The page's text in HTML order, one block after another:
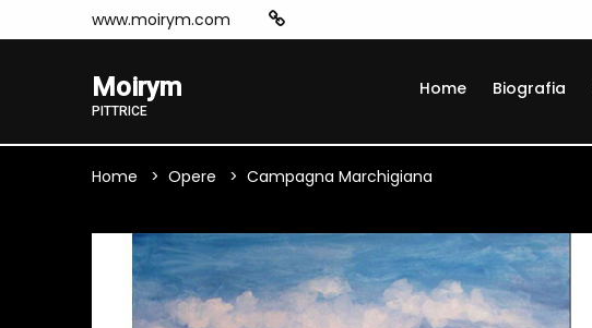
www.moirym.com
Moirym
PITTRICE
Home Biografia
Home Opere Campagna Marchigiana